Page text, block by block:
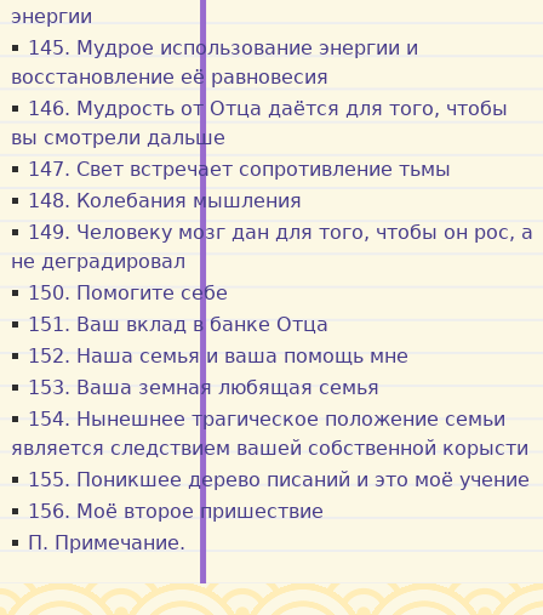
энергии
145. Мудрое использование энергии и
восстановление её равновесия
146. Мудрость от Отца даётся для того, чтобы
вы смотрели дальше
147. Свет встречает сопротивление тьмы
148. Колебания мышления
149. Человеку мозг дан для того, чтобы он рос, а
не деградировал
150. Помогите себе
151. Ваш вклад в банке Отца
152. Наша семья и ваша помощь мне
153. Ваша земная любящая семья
154. Нынешнее трагическое положение семьи
является следствием вашей собственной корысти
155. Поникшее дерево писаний и это моё учение
156. Моё второе пришествие
П. Примечание.